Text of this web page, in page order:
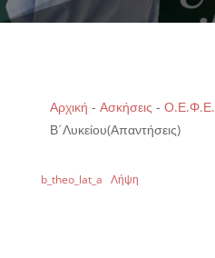
Αρχική - Ασκήσεις - Ο.Ε.Φ.Ε.
Β΄Λυκείου(Απαντήσεις)
b_theo_lat_a Λήψη